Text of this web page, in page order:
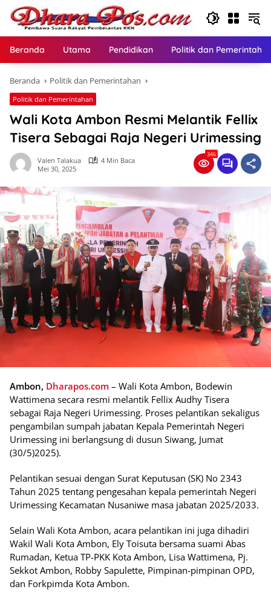
Langsung
konten
Beranda Utama Pendidikan Politik dan
Beranda Politik dan Pemerintahan
Politik dan Pemerintahan
Wali Kota Ambon Resmi Melantik Fellix
Tisera Sebagai Raja Negeri Urimessing
Valen Talakua
4 Min Baca
Mei 30, 2025
346
Ambon, Dharapos.com – Wali Kota Ambon, Bodewin
Wattimena secara resmi melantik Fellix Audhy Tisera
sebagai Raja Negeri Urimessing. Proses pelantikan sekaligus
pengambilan sumpah jabatan Kepala Pemerintah Negeri
Urimessing ini berlangsung di dusun Siwang, Jumat
(30/5)2025).
Pelantikan sesuai dengan Surat Keputusan (SK) No 2343
Tahun 2025 tentang pengesahan kepala pemerintah Negeri
Urimessing Kecamatan Nusaniwe masa jabatan 2025/2033.
Selain Wali Kota Ambon, acara pelantikan ini juga dihadiri
Wakil Wali Kota Ambon, Ely Toisuta bersama suami Abas
Rumadan, Ketua TP-PKK Kota Ambon, Lisa Wattimena, Pj.
Sekkot Ambon, Robby Sapulette, Pimpinan-pimpinan OPD,
dan Forkpimda Kota Ambon.